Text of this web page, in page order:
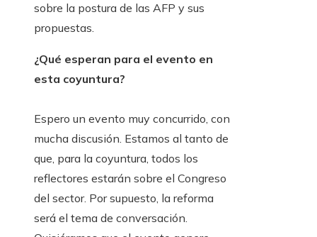
sobre la postura de las AFP y sus
propuestas.
¿Qué esperan para el evento en
esta coyuntura?
Espero un evento muy concurrido, con
mucha discusión. Estamos al tanto de
que, para la coyuntura, todos los
reflectores estarán sobre el Congreso
del sector. Por supuesto, la reforma
será el tema de conversación.